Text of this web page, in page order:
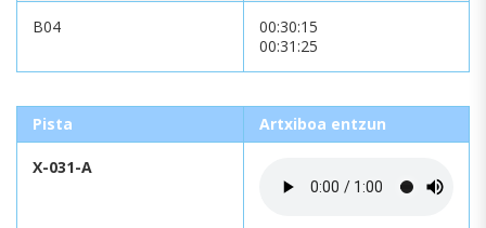
B04
00:30:15
00:31:25
Pista Artxiboa entzun
X-031-A